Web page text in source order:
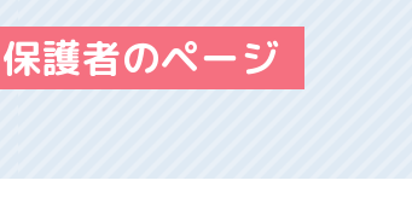
保護者のページ